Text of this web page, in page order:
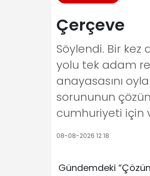
Çerçeve
Söylendi. Bir kez
yolu tek adam
anayasasını
sorununun
cumhuriyeti için
08-08-2026 12:18
Gündemdeki